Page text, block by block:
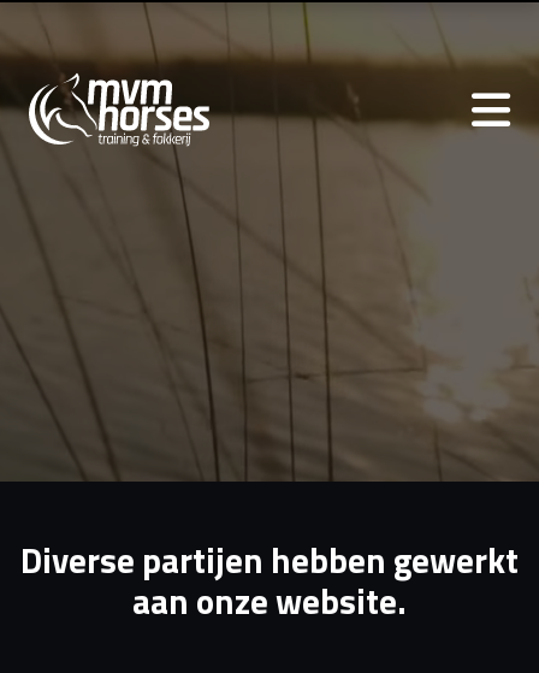
Diverse partijen hebben gewerkt
aan onze website.